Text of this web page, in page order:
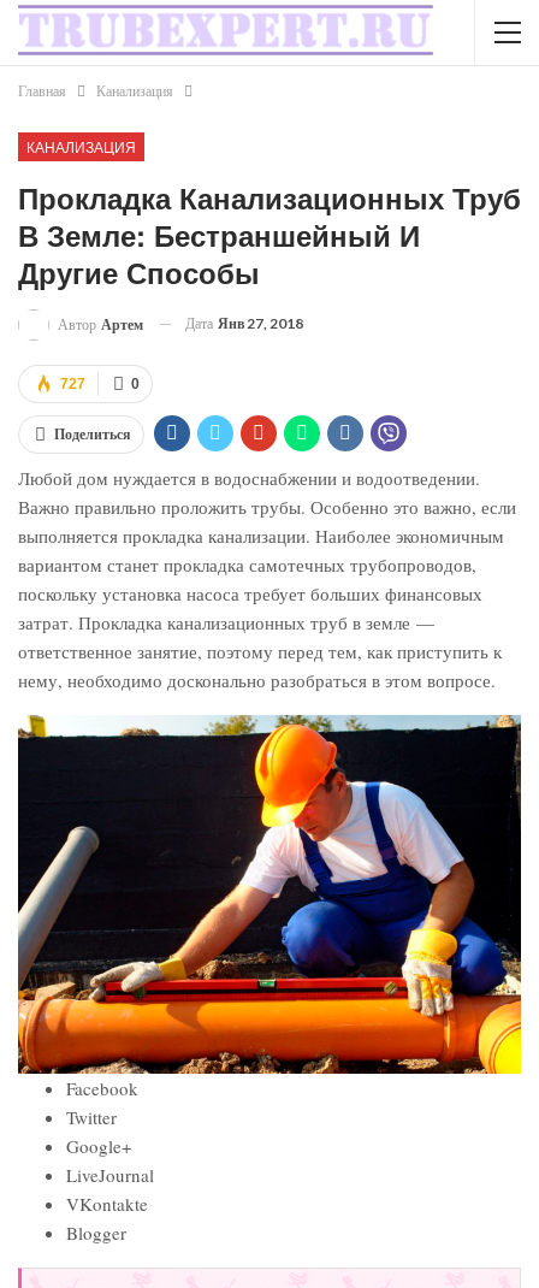
Главная Канализация
КАНАЛИЗАЦИЯ
Прокладка Канализационных Труб
В Земле: Бестраншейный И
Другие Способы
Автор Артем Дата Янв 27, 2018
0
727
Поделиться
Любой дом нуждается в водоснабжении и водоотведении.
Важно правильно проложить трубы. Особенно это важно, если
выполняется прокладка канализации. Наиболее экономичным
вариантом станет прокладка самотечных трубопроводов,
поскольку установка насоса требует больших финансовых
затрат. Прокладка канализационных труб в земле —
ответственное занятие, поэтому перед тем, как приступить к
нему, необходимо досконально разобраться в этом вопросе.
Facebook
Twitter
Google+
LiveJournal
VKontakte
Blogger